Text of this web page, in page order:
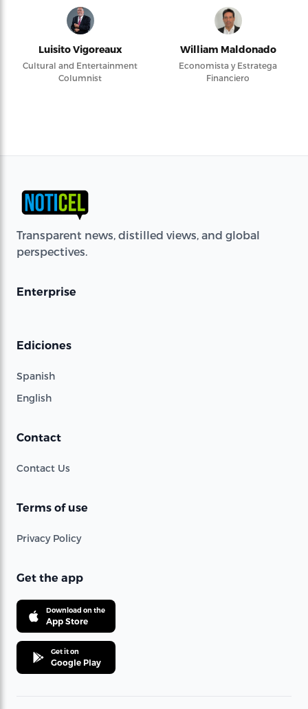
Luisito Vigoreaux
Cultural and Entertainment
Columnist
William Maldonado
Economista y Estratega
Financiero
Transparent news, distilled views, and global
perspectives.
Enterprise
Ediciones
Spanish
English
Contact
Contact Us
Terms of use
Privacy Policy
Get the app
Download on the
App Store
Get it on
Google Play